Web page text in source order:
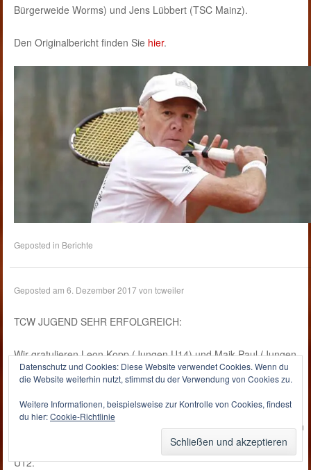
Bürgerweide Worms) und Jens Lübbert (TSC Mainz).
Den Originalbericht finden Sie hier.
Geposted in Berichte
Geposted am6. Dezember 2017vontcweiler
TCW JUGEND SEHR ERFOLGREICH:
Wir gratulieren Leon Kopp (Jungen U14) und Maik Paul (Jungen
U16) zu ihrem 1. Platz bei der diesjährigen
Zusätzlich hat Anna Heinen bei den Mädchen U14 die B-Runde
gegen ihre Vereinskollegin Lena Langfeld gewonnen und Thorben
Fontius erreichte einen sehr guten dritten Platz bei den Jungen
U12.
Datenschutz und Cookies: Diese Website verwendet Cookies. Wenn du
die Website weiterhin nutzt, stimmst du der Verwendung von Cookies zu.
Weitere Informationen, beispielsweise zur Kontrolle von Cookies, findest
du hier:Cookie-Richtlinie